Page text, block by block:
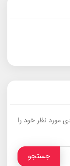
مورد نظر خود را
جستجو